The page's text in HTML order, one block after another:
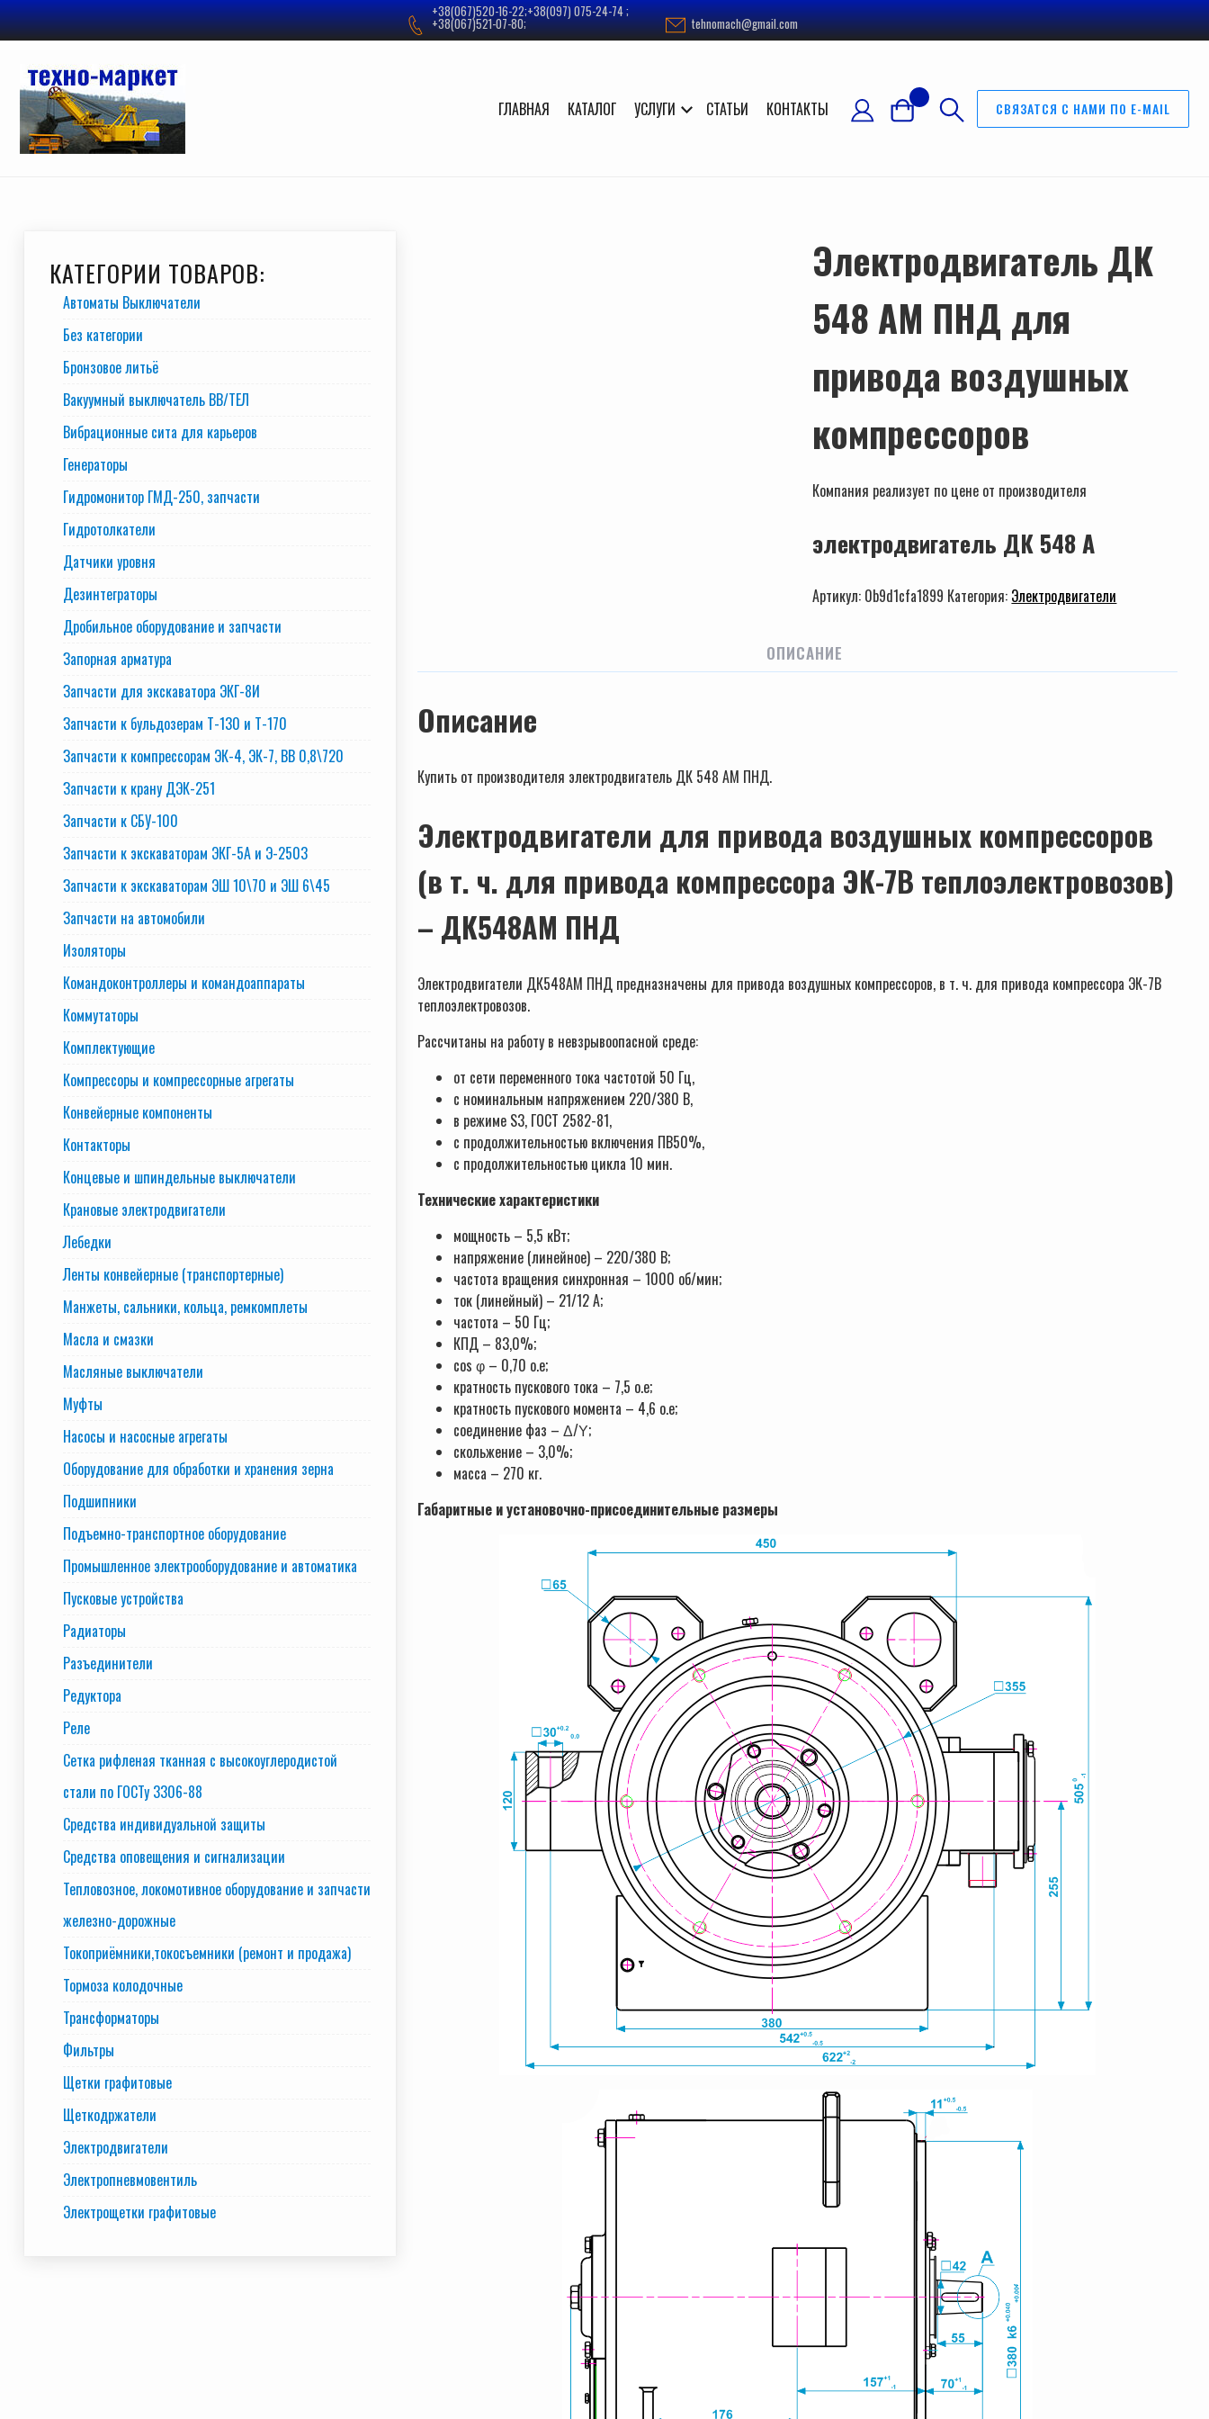
Перейти
к
содержимому
+38(067)520-16-22;+38(097) 075-24-74 ;
+38(067)521-07-80; tehnomach@gmail.com
ГЛАВНАЯ КАТАЛОГ УСЛУГИ СТАТЬИ КОНТАКТЫ СВЯЗАТСЯ С НАМИ ПО E-MAIL
Электродвигатель ДК
548 АМ ПНД для
привода воздушных
компрессоров
Компания реализует по цене от производителя
электродвигатель ДК 548 А
Артикул: 0b9d1cfa1899 Категория: Электродвигатели
ОПИСАНИЕ
Описание
Купить от производителя электродвигатель ДК 548 АМ ПНД.
Электродвигатели для привода воздушных компрессоров
(в т. ч. для привода компрессора ЭК-7В теплоэлектровозов)
– ДК548АМ ПНД
Электродвигатели ДК548АМ ПНД предназначены для привода воздушных компрессоров, в т. ч. для привода компрессора ЭК-7В
теплоэлектровозов.
Рассчитаны на работу в невзрывоопасной среде:
от сети переменного тока частотой 50 Гц,
с номинальным напряжением 220/380 В,
в режиме S3, ГОСТ 2582-81,
с продолжительностью включения ПВ50%,
с продолжительностью цикла 10 мин.
Технические характеристики
мощность – 5,5 кВт;
напряжение (линейное) – 220/380 В;
частота вращения синхронная – 1000 об/мин;
ток (линейный) – 21/12 А;
частота – 50 Гц;
КПД – 83,0%;
cos φ – 0,70 о.е;
кратность пускового тока – 7,5 о.е;
кратность пускового момента – 4,6 о.е;
соединение фаз – Δ/Υ;
скольжение – 3,0%;
масса – 270 кг.
Габаритные и установочно-присоединительные размеры
КАТЕГОРИИ ТОВАРОВ:
Автоматы Выключатели
Без категории
Бронзовое литьё
Вакуумный выключатель BB/TEЛ
Вибрационные сита для карьеров
Генераторы
Гидромонитор ГМД-250, запчасти
Гидротолкатели
Датчики уровня
Дезинтеграторы
Дробильное оборудование и запчасти
Запорная арматура
Запчасти для экскаватора ЭКГ-8И
Запчасти к бульдозерам Т-130 и Т-170
Запчасти к компрессорам ЭК-4, ЭК-7, ВВ 0,8\720
Запчасти к крану ДЭК-251
Запчасти к СБУ-100
Запчасти к экскаваторам ЭКГ-5А и Э-2503
Запчасти к экскаваторам ЭШ 10\70 и ЭШ 6\45
Запчасти на автомобили
Изоляторы
Командоконтроллеры и командоаппараты
Коммутаторы
Комплектующие
Компрессоры и компрессорные агрегаты
Конвейерные компоненты
Контакторы
Концевые и шпиндельные выключатели
Крановые электродвигатели
Лебедки
Ленты конвейерные (транспортерные)
Манжеты, сальники, кольца, ремкомплеты
Масла и смазки
Масляные выключатели
Муфты
Насосы и насосные агрегаты
Оборудование для обработки и хранения зерна
Подшипники
Подъемно-транспортное оборудование
Промышленное электрооборудование и автоматика
Пусковые устройства
Радиаторы
Разъединители
Редуктора
Реле
Сетка рифленая тканная с высокоуглеродистой
стали по ГОСТу 3306-88
Средства индивидуальной защиты
Средства оповещения и сигнализации
Тепловозное, локомотивное оборудование и запчасти
железно-дорожные
Токоприёмники,токосъемники (ремонт и продажа)
Тормоза колодочные
Трансформаторы
Фильтры
Щетки графитовые
Щеткодржатели
Электродвигатели
Электропневмовентиль
Электрощетки графитовые